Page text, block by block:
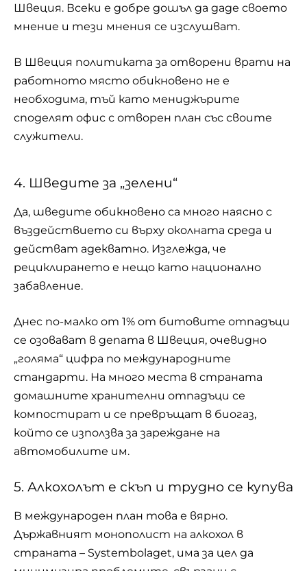
Швеция. Всеки е добре дошъл да даде своето
мнение и тези мнения се изслушват.
В Швеция политиката за отворени врати на
работното място обикновено не е
необходима, тъй като мениджърите
споделят офис с отворен план със своите
служители.
4. Шведите за „зелени“
Да, шведите обикновено са много наясно с
въздействието си върху околната среда и
действат адекватно. Изглежда, че
рециклирането е нещо като национално
забавление.
Днес по-малко от 1% от битовите отпадъци
се озовават в депата в Швеция, очевидно
„голяма“ цифра по международните
стандарти. На много места в страната
домашните хранителни отпадъци се
компостират и се превръщат в биогаз,
който се използва за зареждане на
автомобилите им.
5. Алкохолът е скъп и трудно се купува
В международен план това е вярно.
Държавният монополист на алкохол в
страната – Systembolaget, има за цел да